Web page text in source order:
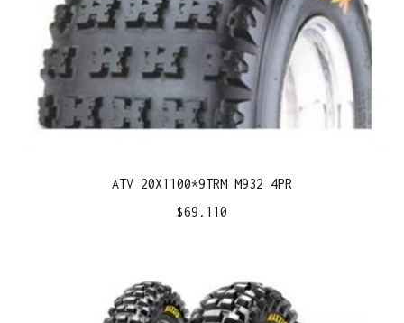
ATV 20X1100*9TRM M932 4PR
$69.110